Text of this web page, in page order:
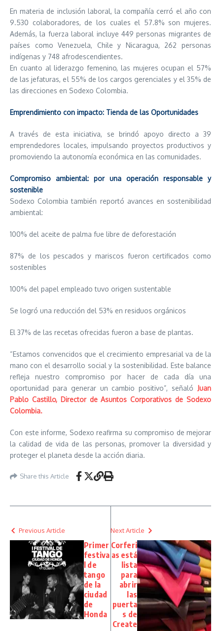
En materia de inclusión laboral, la compañía cerró el año con
9.530 colaboradores, de los cuales el 57.8% son mujeres.
Además, la fuerza laboral incluye 449 personas migrantes de
países como Venezuela, Chile y Nicaragua, 262 personas
indígenas y 748 afrodescendientes.
En cuanto al liderazgo femenino, las mujeres ocupan el 57%
de las jefaturas, el 55% de los cargos gerenciales y el 35% de
las direcciones en Sodexo Colombia.
Emprendimiento con impacto: Tienda de las Oportunidades
A través de esta iniciativa, se brindó apoyo directo a 39
emprendedores locales, impulsando proyectos productivos y
promoviendo la autonomía económica en las comunidades.
Compromiso ambiental: por una operación responsable y
sostenible
Sodexo Colombia también reportó avances en sostenibilidad
ambiental:
100% del aceite de palma fue libre de deforestación
87% de los pescados y mariscos fueron certificados como
sostenibles
100% del papel empleado tuvo origen sustentable
Se logró una reducción del 53% en residuos orgánicos
El 37% de las recetas ofrecidas fueron a base de plantas.
“Estamos convencidos que el crecimiento empresarial va de la
mano con el desarrollo social y la sostenibilidad. Este balance
refleja nuestro compromiso por hacer de cada día una
oportunidad para generar un cambio positivo”, señaló
Juan
Pablo Castillo, Director de Asuntos Corporativos de Sodexo
Colombia.
Con este informe, Sodexo reafirma su compromiso de mejorar
la calidad de vida de las personas, promover la diversidad y
proteger el planeta desde la acción diaria.
Share this Article
Previous Article
Primer
festiva
l de
tango
de la
ciudad
de
Honda
Next Article
Corferi
as está
lista
para
abrir
las
puerta
s de
Create